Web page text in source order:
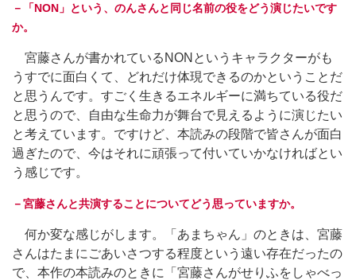
－「NON」という、のんさんと同じ名前の役をどう演じたいです
か。
宮藤さんが書かれているNONというキャラクターがも
うすでに面白くて、どれだけ体現できるのかということだ
と思うんです。すごく生きるエネルギーに満ちている役だ
と思うので、自由な生命力が舞台で見えるように演じたい
と考えています。ですけど、本読みの段階で皆さんが面白
過ぎたので、今はそれに頑張って付いていかなければとい
う感じです。
－宮藤さんと共演することについてどう思っていますか。
何か変な感じがします。「あまちゃん」のときは、宮藤
さんはたまにごあいさつする程度という遠い存在だったの
で、本作の本読みのときに「宮藤さんがせりふをしゃべっ